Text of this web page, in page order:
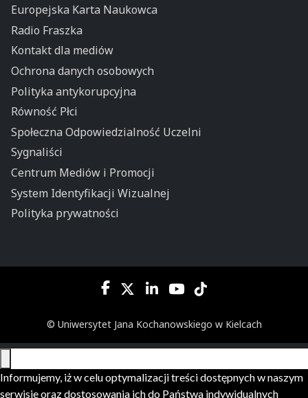
Europejska Karta Naukowca
Radio Fraszka
Kontakt dla mediów
Ochrona danych osobowych
Polityka antykorupcyjna
Równość Płci
Społeczna Odpowiedzialność Uczelni
Sygnaliści
Centrum Mediów i Promocji
System Identyfikacji Wizualnej
Polityka prywatności
© Uniwersytet Jana Kochanowskiego w Kielcach
Informujemy, iż w celu optymalizacji treści dostępnych w naszym
serwisie oraz dostosowania ich do Państwa indywidualnych